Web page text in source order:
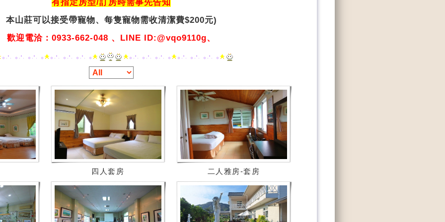
有指定房型/訂房時需事先告知
本山莊可以接受帶寵物、 每隻寵物需收清潔費$200元)
歡迎電洽：0933-662-048 、LINE ID:@vqo9110g、
四人套房 二人雅房-套房